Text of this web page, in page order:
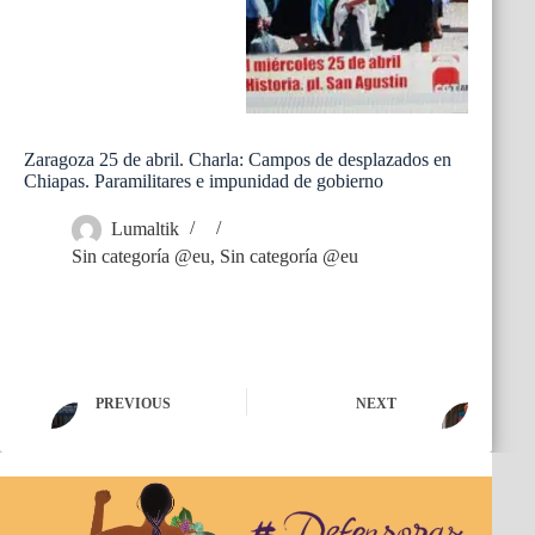
Zaragoza 25 de abril. Charla: Campos de desplazados en
Chiapas. Paramilitares e impunidad de gobierno
Lumaltik
Sin categoría @eu, Sin categoría @eu
PREVIOUS NEXT